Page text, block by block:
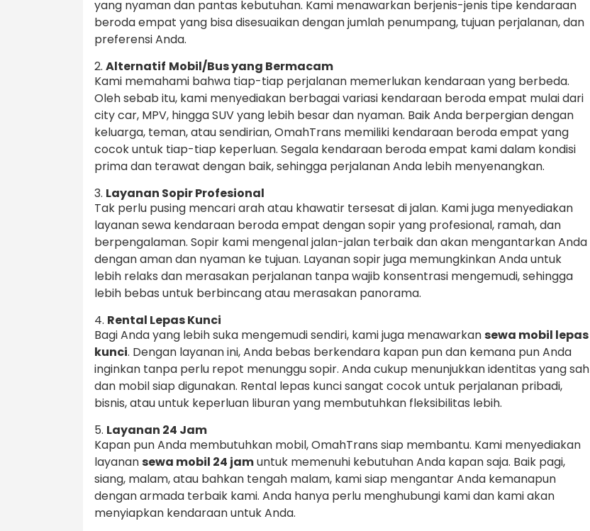
yang nyaman dan pantas kebutuhan. Kami menawarkan berjenis-jenis tipe kendaraan
beroda empat yang bisa disesuaikan dengan jumlah penumpang, tujuan perjalanan, dan
preferensi Anda.
2. Alternatif Mobil/Bus yang Bermacam
Kami memahami bahwa tiap-tiap perjalanan memerlukan kendaraan yang berbeda.
Oleh sebab itu, kami menyediakan berbagai variasi kendaraan beroda empat mulai dari
city car, MPV, hingga SUV yang lebih besar dan nyaman. Baik Anda berpergian dengan
keluarga, teman, atau sendirian, OmahTrans memiliki kendaraan beroda empat yang
cocok untuk tiap-tiap keperluan. Segala kendaraan beroda empat kami dalam kondisi
prima dan terawat dengan baik, sehingga perjalanan Anda lebih menyenangkan.
3. Layanan Sopir Profesional
Tak perlu pusing mencari arah atau khawatir tersesat di jalan. Kami juga menyediakan
layanan sewa kendaraan beroda empat dengan sopir yang profesional, ramah, dan
berpengalaman. Sopir kami mengenal jalan-jalan terbaik dan akan mengantarkan Anda
dengan aman dan nyaman ke tujuan. Layanan sopir juga memungkinkan Anda untuk
lebih relaks dan merasakan perjalanan tanpa wajib konsentrasi mengemudi, sehingga
lebih bebas untuk berbincang atau merasakan panorama.
4. Rental Lepas Kunci
Bagi Anda yang lebih suka mengemudi sendiri, kami juga menawarkansewa mobil lepas
kunci. Dengan layanan ini, Anda bebas berkendara kapan pun dan kemana pun Anda
inginkan tanpa perlu repot menunggu sopir. Anda cukup menunjukkan identitas yang sah
dan mobil siap digunakan. Rental lepas kunci sangat cocok untuk perjalanan pribadi,
bisnis, atau untuk keperluan liburan yang membutuhkan fleksibilitas lebih.
5. Layanan 24 Jam
Kapan pun Anda membutuhkan mobil, OmahTrans siap membantu. Kami menyediakan
layanansewa mobil 24 jamuntuk memenuhi kebutuhan Anda kapan saja. Baik pagi,
siang, malam, atau bahkan tengah malam, kami siap mengantar Anda kemanapun
dengan armada terbaik kami. Anda hanya perlu menghubungi kami dan kami akan
menyiapkan kendaraan untuk Anda.